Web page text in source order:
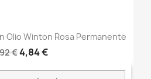
Olio Winton Rosa Permanente
€4,84 €